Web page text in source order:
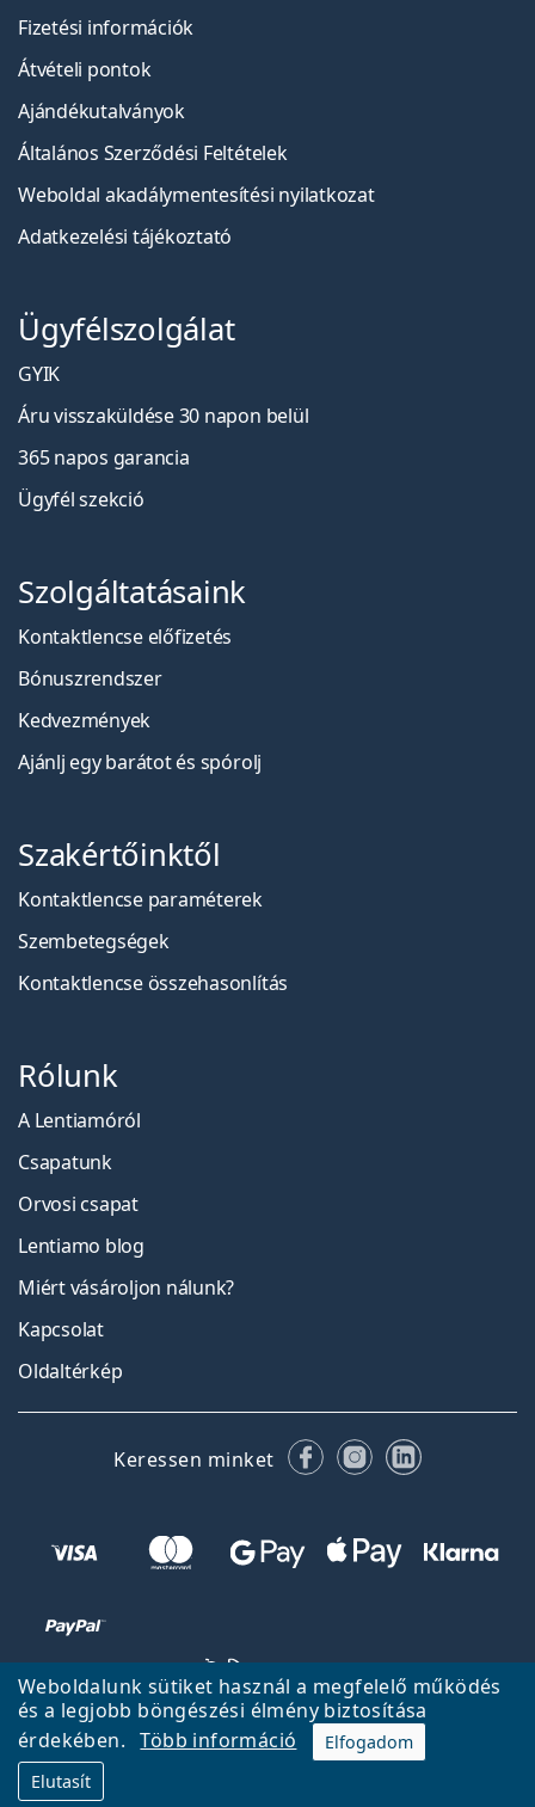
Weboldalunk sütiket használ a megfelelő működés
és a legjobb böngészési élmény biztosítása
érdekében.
Több információ
Elfogadom
Elutasít
Fizetési információk
Átvételi pontok
Ajándékutalványok
Általános Szerződési Feltételek
Weboldal akadálymentesítési nyilatkozat
Adatkezelési tájékoztató
Ügyfélszolgálat
GYIK
Áru visszaküldése 30 napon belül
365 napos garancia
Ügyfél szekció
Szolgáltatásaink
Kontaktlencse előfizetés
Bónuszrendszer
Kedvezmények
Ajánlj egy barátot és spórolj
Szakértőinktől
Kontaktlencse paraméterek
Szembetegségek
Kontaktlencse összehasonlítás
Rólunk
A Lentiamóról
Csapatunk
Orvosi csapat
Lentiamo blog
Miért vásároljon nálunk?
Kapcsolat
Oldaltérkép
Keressen minket FacebookInstagram
LinkedIn
Fel
A Lentiamo.hu tulajdonosa és üzemeltetője a Lentiamo s.r.o.,